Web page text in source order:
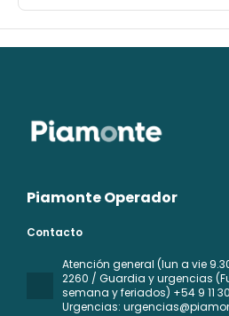
Piamonte Operador
Contacto
Atención general (lun a vie
2260 / Guardia y urgencias
semana y feriados) +54 9 11
Urgencias: